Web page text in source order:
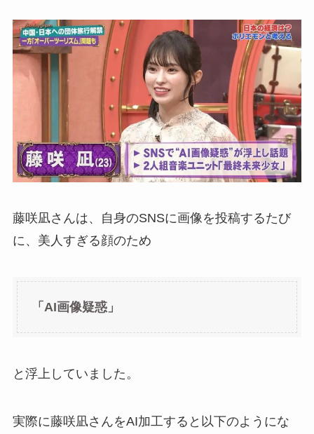
藤咲凪さんは、自身のSNSに画像を投稿するたび
に、美人すぎる顔のため
「AI画像疑惑」
と浮上していました。
実際に藤咲凪さんをAI加工すると以下のようにな